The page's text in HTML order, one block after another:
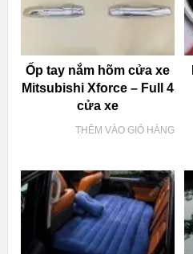
Ốp tay nắm hõm cửa xe
Mitsubishi Xforce – Full 4
cửa xe
THÊM VÀO GIỎ HÀNG